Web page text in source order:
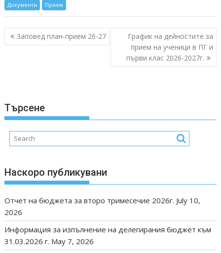
Документи Прием
Post
navigation
Заповед план-прием 26-27
График на дейностите за
прием на ученици в ПГ и
първи клас 2026-2027г.
Търсене
Наскоро публикувани
Отчет на бюджета за второ тримесечие 2026г. July 10,
2026
Информация за изпълнение на делегирания бюджет към
31.03.2026 г. May 7, 2026